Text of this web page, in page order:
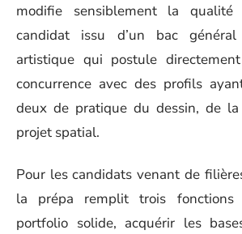
modifie sensiblement la
candidat issu d’un bac
artistique qui postule
concurrence avec des profils
deux de pratique du dessin, de
projet spatial.
Pour les candidats venant de
la prépa remplit trois
portfolio solide, acquérir les